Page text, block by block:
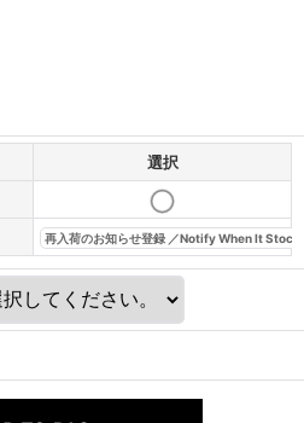
選択
再入荷のお知らせ登録 ／Notify When It Stock